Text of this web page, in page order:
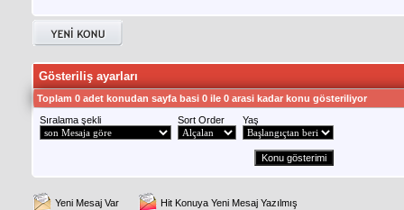
Gösteriliş ayarları
Toplam 0 adet konudan sayfa basi 0 ile 0 arasi kadar konu gösteriliyor
Sıralama şekli
Sort Order Yaş
Yeni Mesaj Var Hit Konuya Yeni Mesaj Yazılmış